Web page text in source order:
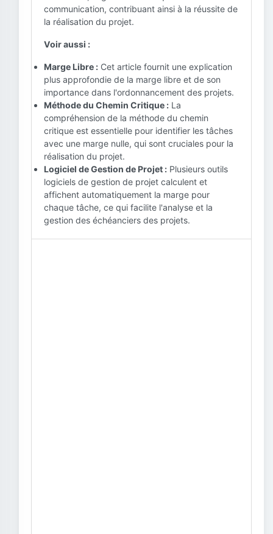
communication, contribuant ainsi à la réussite de
la réalisation du projet.
Voir aussi :
Marge Libre : Cet article fournit une explication
plus approfondie de la marge libre et de son
importance dans l'ordonnancement des projets.
Méthode du Chemin Critique : La
compréhension de la méthode du chemin
critique est essentielle pour identifier les tâches
avec une marge nulle, qui sont cruciales pour la
réalisation du projet.
Logiciel de Gestion de Projet : Plusieurs outils
logiciels de gestion de projet calculent et
affichent automatiquement la marge pour
chaque tâche, ce qui facilite l'analyse et la
gestion des échéanciers des projets.